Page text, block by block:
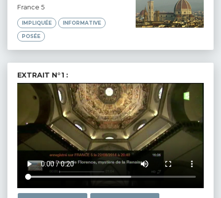
France 5
IMPLIQUÉE INFORMATIVE
POSÉE
EXTRAIT N°1 :